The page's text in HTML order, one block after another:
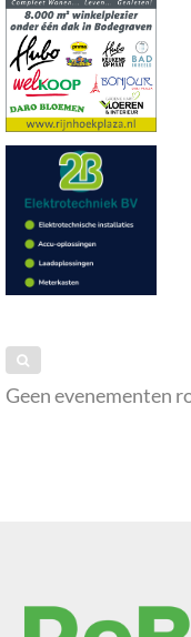
Geen evenementen